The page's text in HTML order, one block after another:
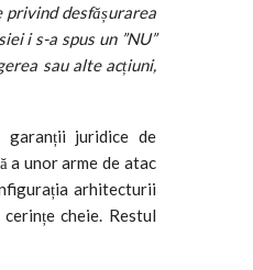
privind desfășurarea
i s-a spus un ”NU”
sau alte acțiuni,
garanții juridice de
a unor arme de atac
arhitecturii
cheie. Restul